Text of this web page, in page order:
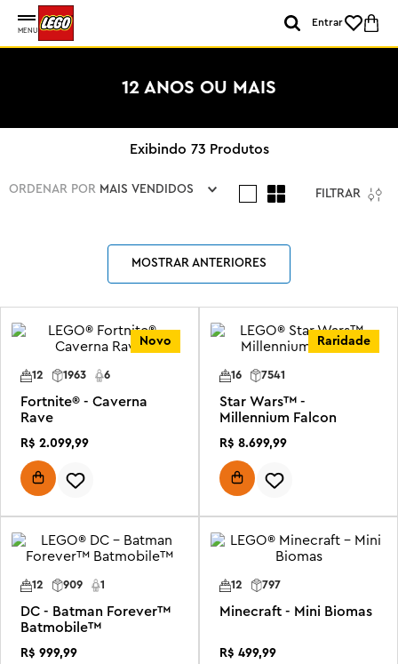
MENU
Entrar
12 ANOS OU MAIS
73 Produtos
ORDENAR POR MAIS VENDIDOS FILTRAR
MOSTRAR ANTERIORES
Novo
12 6
1963
Fortnite® - Caverna
Rave
R$ 2.099,99
Raridade
7541
16
Star Wars™ -
Millennium Falcon
R$ 8.699,99
12 909 1
DC - Batman Forever™
Batmobile™
R$ 999,99
12 797
Minecraft - Mini Biomas
R$ 499,99